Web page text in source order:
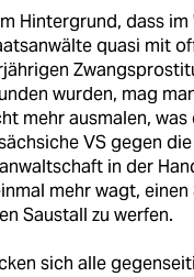
Hintergrund, dass im
quasi mit
wurden, mag
mehr ausmalen, was
VS gegen
in der
mehr wagt,
Saustall zu werfen.
sich alle